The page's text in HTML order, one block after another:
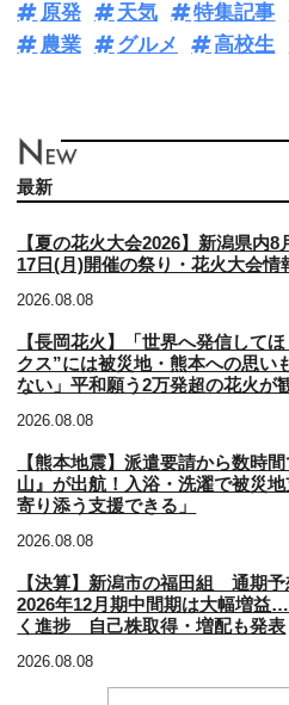
原発
天気 特集記事
農業
グルメ 高校生
最新
【夏の花火大会2026】新潟県内8
17日(月)開催の祭り・花火大会情
2026.08.08
【長岡花火】「世界へ発信して
クス”には被災地・熊本への思い
ない」平和願う2万発超の花火が
2026.08.08
【熊本地震】派遣要請から数時
山』が出航！入浴・洗濯で被災
寄り添う支援できる」
2026.08.08
【決算】新潟市の福田組 通期
2026年12月期中間期は大幅増益
く進捗 自己株取得・増配も発表
2026.08.08